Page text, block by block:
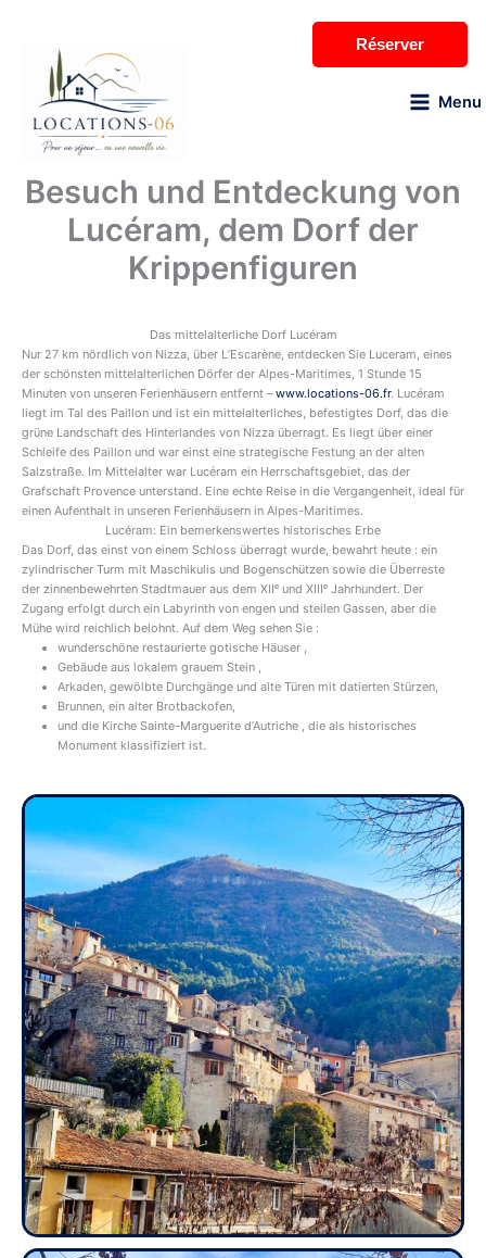
Réserver
Menu
Besuch und Entdeckung von
Lucéram, dem Dorf der
Krippenfiguren
Das mittelalterliche Dorf Lucéram
Nur 27 km nördlich von Nizza, über L’Escarène, entdecken Sie Luceram, eines
der schönsten mittelalterlichen Dörfer der Alpes-Maritimes, 1 Stunde 15
Minuten von unseren Ferienhäusern entfernt –www.locations-06.fr. Lucéram
liegt im Tal des Paillon und ist ein mittelalterliches, befestigtes Dorf, das die
grüne Landschaft des Hinterlandes von Nizza überragt. Es liegt über einer
Schleife des Paillon und war einst eine strategische Festung an der alten
Salzstraße. Im Mittelalter war Lucéram ein Herrschaftsgebiet, das der
Grafschaft Provence unterstand. Eine echte Reise in die Vergangenheit, ideal für
einen Aufenthalt in unseren Ferienhäusern in Alpes-Maritimes.
Lucéram: Ein bemerkenswertes historisches Erbe
Das Dorf, das einst von einem Schloss überragt wurde, bewahrt heute : ein
zylindrischer Turm mit Maschikulis und Bogenschützen sowie die Überreste
der zinnenbewehrten Stadtmauer aus dem XIIᵉ und XIIIᵉ Jahrhundert. Der
Zugang erfolgt durch ein Labyrinth von engen und steilen Gassen, aber die
Mühe wird reichlich belohnt. Auf dem Weg sehen Sie :
wunderschöne restaurierte gotische Häuser ,
Gebäude aus lokalem grauem Stein ,
Arkaden, gewölbte Durchgänge und alte Türen mit datierten Stürzen,
Brunnen, ein alter Brotbackofen,
und die Kirche Sainte-Marguerite d’Autriche , die als historisches
Monument klassifiziert ist.